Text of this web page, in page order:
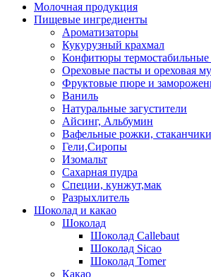
Молочная продукция
Пищевые ингредиенты
Ароматизаторы
Кукурузный крахмал
Конфитюры термостабильные
Ореховые пасты и ореховая
Фруктовые пюре и
Ваниль
Натуральные загустители
Айсинг, Альбумин
Вафельные рожки, стаканчики
Гели,Сиропы
Изомальт
Сахарная пудра
Специи, кунжут,мак
Разрыхлитель
Шоколад и какао
Шоколад
Шоколад Callebaut
Шоколад Sicao
Шоколад Tomer
Какао